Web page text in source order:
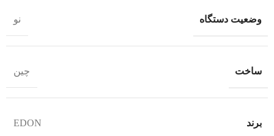
وضعیت دستگاه نو
ساخت چین
برند EDON